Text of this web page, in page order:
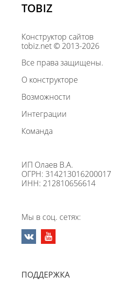
TOBIZ
Конструктор сайтов
tobiz.net © 2013-2026
Все права защищены.
О конструкторе
Возможности
Интеграции
Команда
ИП Олаев В.А.
ОГРН: 314213016200017
ИНН: 212810656614
Мы в соц. сетях:
ПОДДЕРЖКА